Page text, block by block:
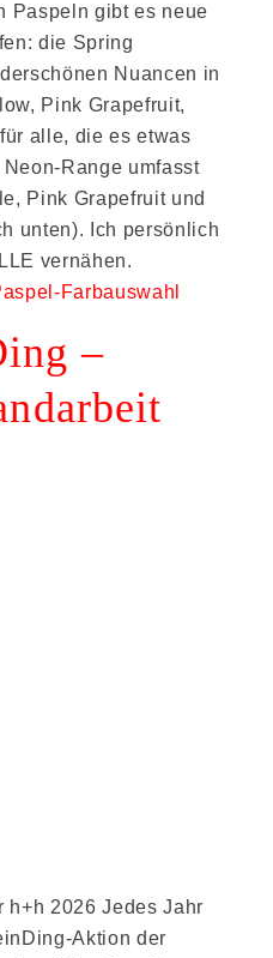
Paspeln gibt es neue
die Spring
Nuancen in
Pink Grapefruit,
alle, die es etwas
Range umfasst
Pink Grapefruit und
unten). Ich persönlich
vernähen.
Farbauswahl
–
h+h 2026 Jedes Jahr
Aktion der